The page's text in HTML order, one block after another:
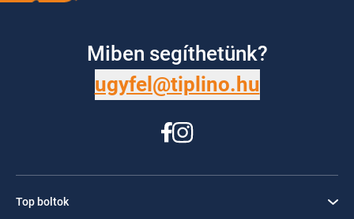
Miben segíthetünk?
ugyfel@tiplino.hu
Top boltok